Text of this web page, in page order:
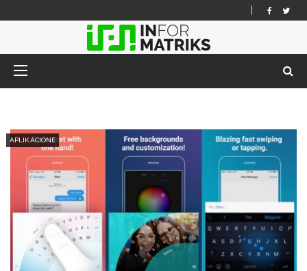
APLIKACIONE